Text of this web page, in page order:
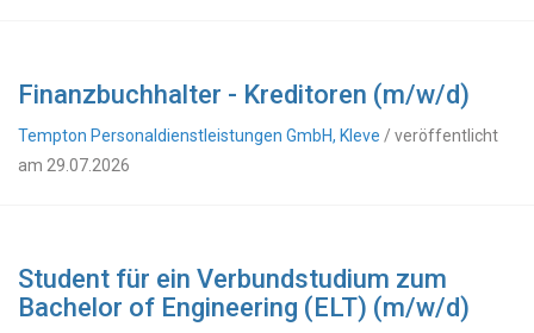
Finanzbuchhalter - Kreditoren (m/w/d)
Tempton Personaldienstleistungen GmbH, Kleve / veröffentlicht
am 29.07.2026
Student für ein Verbundstudium zum
Bachelor of Engineering (ELT) (m/w/d)